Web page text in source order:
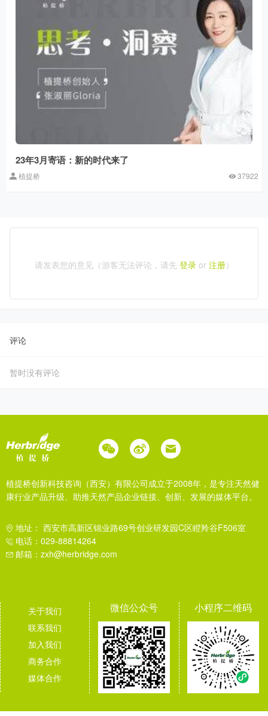
23年3月寄语：新的时代来了
植提桥 37922
请发表您的意见（游客无法评论，请先 登录or 注册）
评论
暂时没有评论
植提桥创新科技咨询（西安）有限公司成立于2008年，是专注天然健
康行业产品升级、助推天然产品企业链接、创新、发展的媒体平台。
地址： 西安市高新区锦业路69号创业研发园C区瞪羚谷F506室
电话：029-88814264
邮箱：zxh@herbridge.com
关于我们
联系我们
加入我们
商务合作
媒体合作
微信公众号 小程序二维码